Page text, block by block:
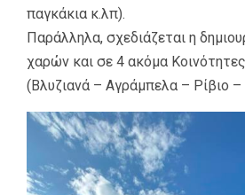
παγκάκια κ.λπ).
Παράλληλα, σχεδιάζεται η
χαρών και σε 4 ακόμα Κοινότητες
(Βλυζιανά – Αγράμπελα – Ρίβιο